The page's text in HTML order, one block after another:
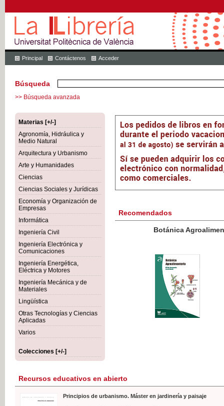
Principal Contáctenos Acceder
Búsqueda
>> Búsqueda avanzada
Materias [+/-]
Agronomía, Hidráulica y
Medio Natural
Arquitectura y Urbanismo
Arte y Humanidades
Ciencias
Ciencias Sociales y Jurídicas
Economía y Organización de
Empresas
Informática
Ingeniería Civil
Ingeniería Electrónica y
Comunicaciones
Ingeniería Energética,
Eléctrica y Motores
Ingeniería Mecánica y de
Materiales
Lingüística
Otras Tecnologías y Ciencias
Aplicadas
Varios
Colecciones [+/-]
Recomendados
Botánica Agroalimentaria
Recursos educativos en abierto
Principios de urbanismo. Máster en jardinería y paisaje